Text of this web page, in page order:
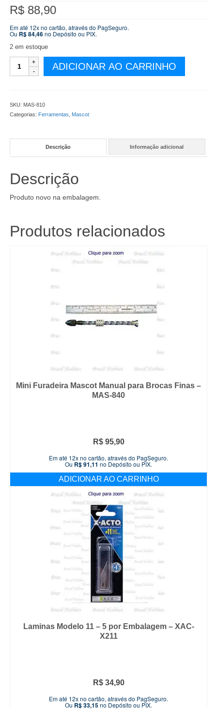
R$ 88,90
Em até 12x no cartão, através do PagSeguro.
Ou R$84,46no Depósito ou PIX.
2 em estoque
Vise
Brocas
Ambos
Lados
MAS-
quantidade
ADICIONAR AO CARRINHO
SKU: MAS-810
Categorias: Ferramentas Mascot
Descrição Informação adicional
Descrição
Produto novo na embalagem.
Produtos relacionados
Mini Furadeira Mascot Manual para Brocas Finas –
MAS-840
R$95,90
Em até 12x no cartão, através do PagSeguro.
Ou R$91,11 no Depósito ou PIX.
ADICIONAR AO CARRINHO
Laminas Modelo 11 – 5 por Embalagem – XAC-
X211
R$34,90
Em até 12x no cartão, através do PagSeguro.
Ou R$33,15no Depósito ou PIX.